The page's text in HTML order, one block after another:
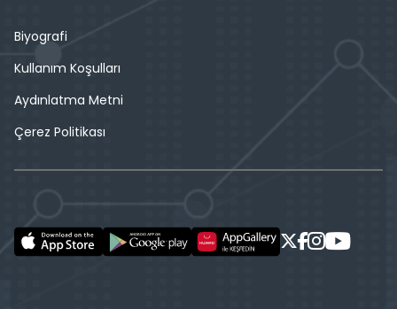
Biyografi
Kullanım Koşulları
Aydınlatma Metni
Çerez Politikası